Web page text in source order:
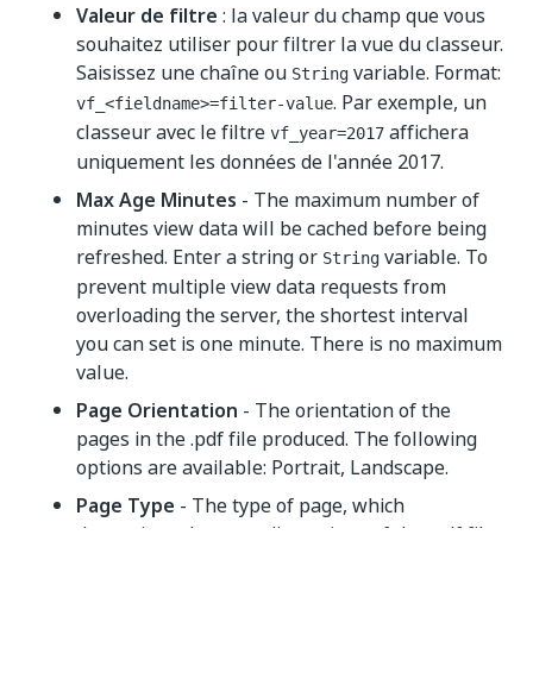
Valeur de filtre : la valeur du champ que vous
souhaitez utiliser pour filtrer la vue du classeur.
Saisissez une chaîne ou String variable. Format:
vf_<fieldname>=filter-value. Par exemple, un
classeur avec le filtre vf_year=2017 affichera
uniquement les données de l'année 2017.
Max Age Minutes - The maximum number of
minutes view data will be cached before being
refreshed. Enter a string or String variable. To
prevent multiple view data requests from
overloading the server, the shortest interval
you can set is one minute. There is no maximum
value.
Page Orientation - The orientation of the
pages in the .pdf file produced. The following
options are available: Portrait, Landscape.
Page Type - The type of page, which
determines the page dimensions of the .pdf file